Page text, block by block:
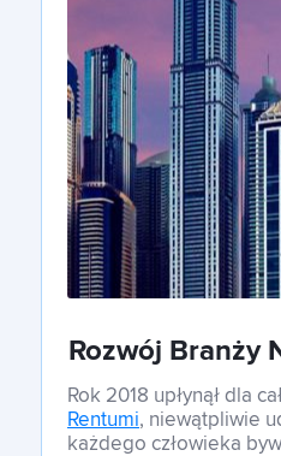
Szkolenia
Sklep
Franczyza
Polski
Rozwój Branży
Rok 2018 upłynął dla
Rentumi, niewątpliwie
każdego człowieka